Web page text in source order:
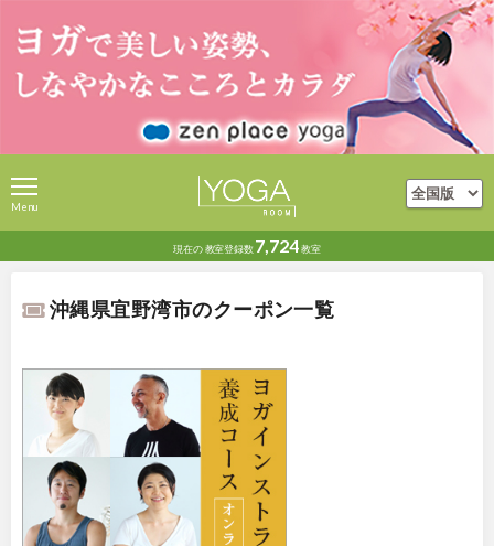
現在の教室登録数 7,724教室
Menu
沖縄県宜野湾市のクーポン一覧